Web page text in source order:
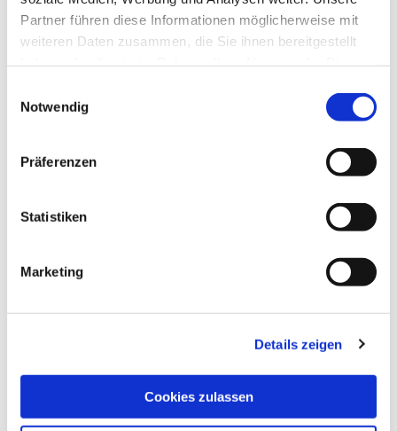
Partner führen diese Informationen möglicherweise mit
weiteren Daten zusammen, die Sie ihnen bereitgestellt
Notwendig
Präferenzen
Statistiken
Marketing
Details zeigen
Cookies zulassen